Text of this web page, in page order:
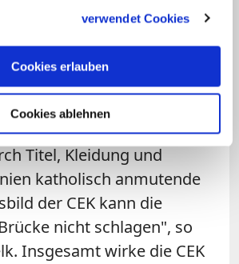
verwendet Cookies
Cookies erlauben
Cookies ablehnen
nicht wirklich gegeben.
und Ungereimtheiten zu
auch nicht, dass sich
beruft, in der
Sukzession zu stehen.
Titel, Kleidung und
katholisch anmutende
der CEK kann die
nicht schlagen", so
Insgesamt wirke die CEK